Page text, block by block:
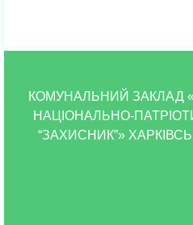
00:00
КОМУНАЛЬНИЙ ЗАКЛАД
НАЦІОНАЛЬНО-
“ЗАХИСНИК”»